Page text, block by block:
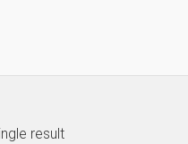
result